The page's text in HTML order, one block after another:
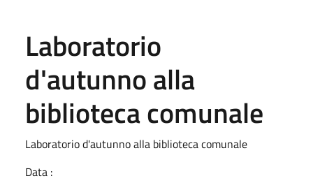
Laboratorio
d'autunno alla
biblioteca comunale
Laboratorio d'autunno alla biblioteca comunale
Data :